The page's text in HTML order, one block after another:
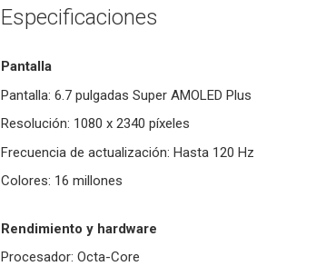
Especificaciones
Pantalla
Pantalla: 6.7 pulgadas Super AMOLED Plus
Resolución: 1080 x 2340 píxeles
Frecuencia de actualización: Hasta 120 Hz
Colores: 16 millones
Rendimiento y hardware
Procesador: Octa-Core